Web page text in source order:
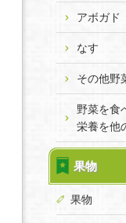
アボガド
なす
その他野
野菜を食
栄養を他
果物
果物